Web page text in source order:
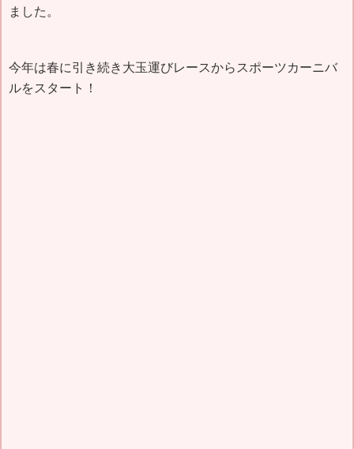
ました。
今年は春に引き続き大玉運びレースからスポーツカーニバ
ルをスタート！